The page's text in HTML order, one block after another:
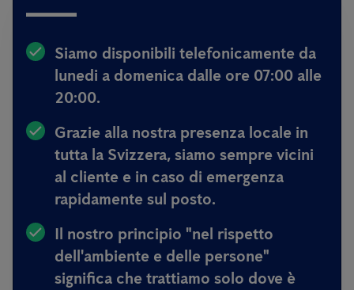
Siamo disponibili telefonicamente da
lunedi a domenica dalle ore 07:00 alle
20:00.
Grazie alla nostra presenza locale in
tutta la Svizzera, siamo sempre vicini
al cliente e in caso di emergenza
rapidamente sul posto.
Il nostro principio "nel rispetto
dell'ambiente e delle persone"
significa che trattiamo solo dove è